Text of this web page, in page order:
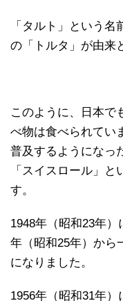
「タルト」という
の「トルタ」が由来
このように、日本で
べ物は食べられてい
普及するようになっ
「スイスロール」
す。
1948年（昭和23年
年（昭和25年）から
になりました。
1956年（昭和31年